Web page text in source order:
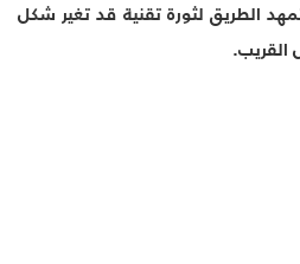
الطريق لثورة تقنية قد تغير شكل
القريب.